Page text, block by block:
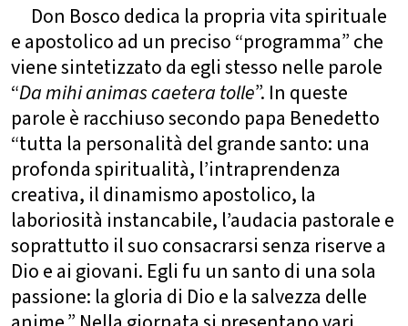
Don Bosco dedica la propria vita spirituale
e apostolico ad un preciso “programma” che
viene sintetizzato da egli stesso nelle parole
“Da mihi animas caetera tolle”. In queste
parole è racchiuso secondo papa Benedetto
“tutta la personalità del grande santo: una
profonda spiritualità, l’intraprendenza
creativa, il dinamismo apostolico, la
laboriosità instancabile, l’audacia pastorale e
soprattutto il suo consacrarsi senza riserve a
Dio e ai giovani. Egli fu un santo di una sola
passione: la gloria di Dio e la salvezza delle